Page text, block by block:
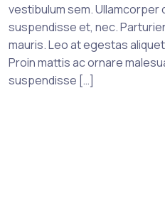
vestibulum sem. Ullamcorper
suspendisse et, nec.
mauris. Leo at egestas
Proin mattis ac ornare
suspendisse […]